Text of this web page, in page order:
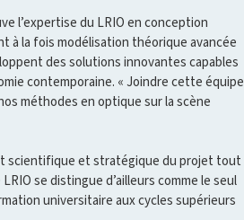
l’expertise du LRIO en conception
à la fois modélisation théorique avancée
des solutions innovantes capables
contemporaine. « Joindre cette équipe
méthodes en optique sur la scène
scientifique et stratégique du projet tout
se distingue d’ailleurs comme le seul
universitaire aux cycles supérieurs